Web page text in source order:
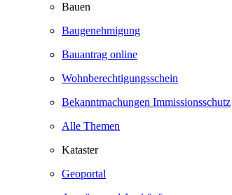
Bauen
Baugenehmigung
Bauantrag online
Wohnberechtigungsschein
Bekanntmachungen Immissionsschutz
Alle Themen
Kataster
Geoportal